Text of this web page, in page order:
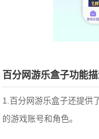
百分网游乐盒子功能
1.百分网游乐盒子还提供
的游戏账号和角色。